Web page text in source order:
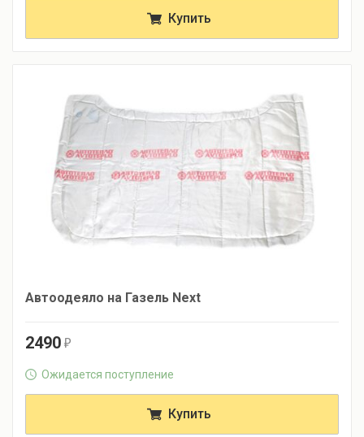
Купить
Автоодеяло на Газель Next
2490 r
Ожидается поступление
Купить